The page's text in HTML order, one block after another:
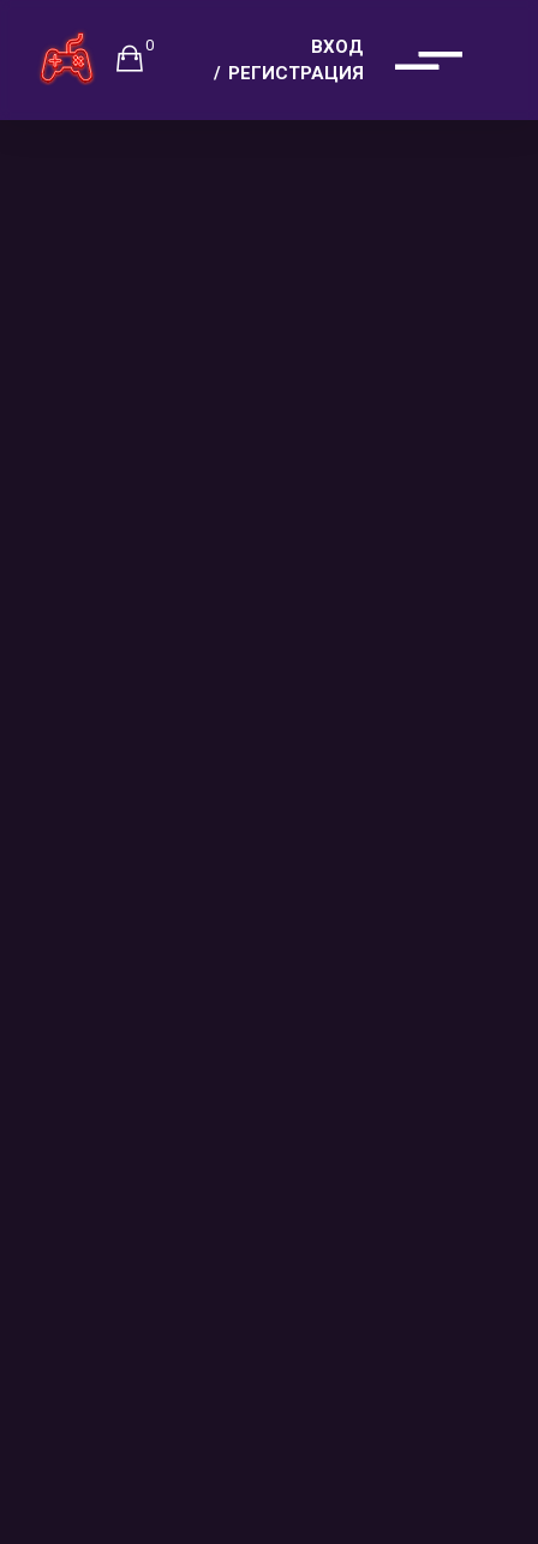
0
ВХОД
РЕГИСТРАЦИЯ